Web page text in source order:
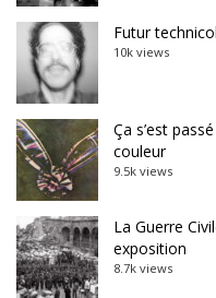
Futur
10k views
Ça s’est
couleur
9.5k views
La Guerre
exposition
8.7k views